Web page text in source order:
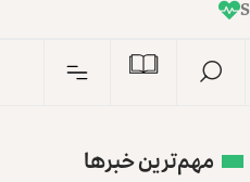
n
I
مهم‌ترین خبرها